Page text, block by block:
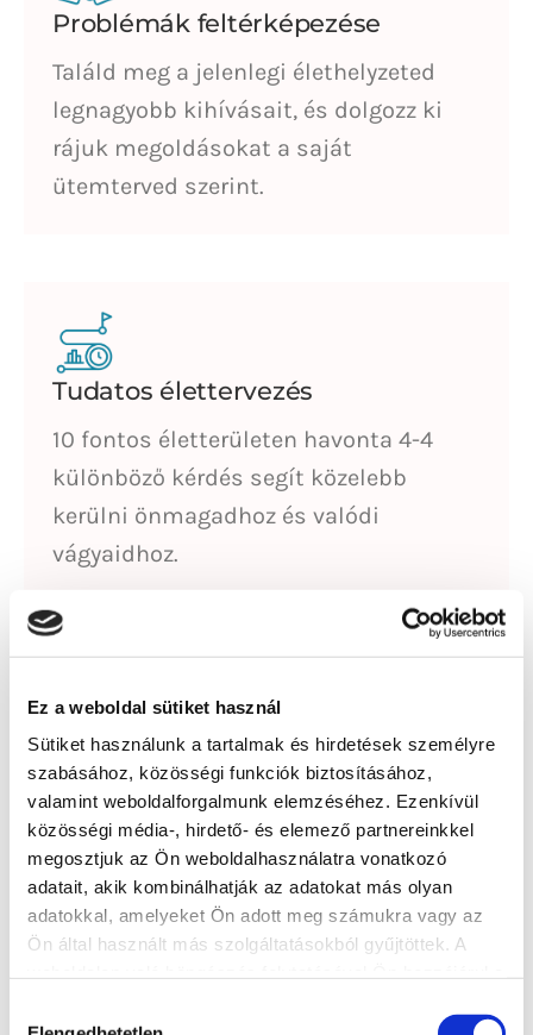
Ez a weboldal sütiket használ
Sütiket használunk a tartalmak és hirdetések személyre
szabásához, közösségi funkciók biztosításához,
valamint weboldalforgalmunk elemzéséhez. Ezenkívül
közösségi média-, hirdető- és elemező partnereinkkel
megosztjuk az Ön weboldalhasználatra vonatkozó
adatait, akik kombinálhatják az adatokat más olyan
adatokkal, amelyeket Ön adott meg számukra vagy az
Ön által használt más szolgáltatásokból gyűjtöttek. A
Problémák feltérképezése
Találd meg a jelenlegi élethelyzeted
legnagyobb kihívásait, és dolgozz ki
rájuk megoldásokat a saját
ütemterved szerint.
Tudatos élettervezés
10 fontos életterületen havonta 4-4
különböző kérdés segít közelebb
kerülni önmagadhoz és valódi
vágyaidhoz.
Hatékony akciótervek
Alkoss személyre szabott
akcióterveket, és építs be napi
rutinokat, amelyekkel elősegítheted
céljaid megvalósulását.